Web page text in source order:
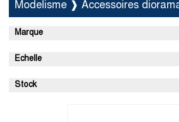
Modelisme ❱ Accessoires
Marque
Echelle
Stock